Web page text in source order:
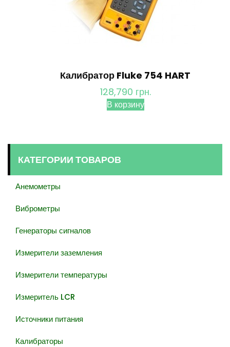
Калибратор Fluke 754 HART
128,790 грн.
В корзину
КАТЕГОРИИ ТОВАРОВ
Анемометры
Виброметры
Генераторы сигналов
Измерители заземления
Измерители температуры
Измеритель LCR
Источники питания
Калибраторы